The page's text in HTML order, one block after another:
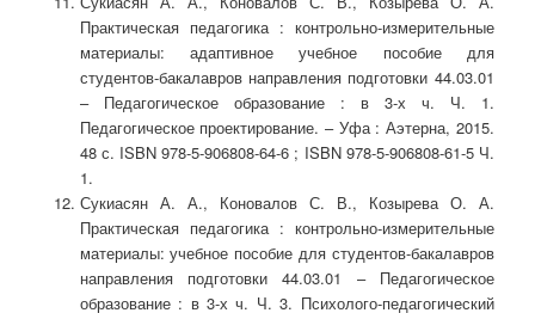
Практическая педагогика : контрольно-измерительные
материалы: адаптивное учебное пособие для
студентов-бакалавров направления подготовки 44.03.01
– Педагогическое образование : в 3-х ч. Ч. 1.
Педагогическое проектирование. – Уфа : Аэтерна, 2015.
48 с. ISBN 978-5-906808-64-6 ; ISBN 978-5-906808-61-5 Ч.
1.
Сукиасян А. А., Коновалов С. В., Козырева О. А.
Практическая педагогика : контрольно-измерительные
материалы: учебное пособие для студентов-бакалавров
направления подготовки 44.03.01 – Педагогическое
образование : в 3-х ч. Ч. 3. Психолого-педагогический